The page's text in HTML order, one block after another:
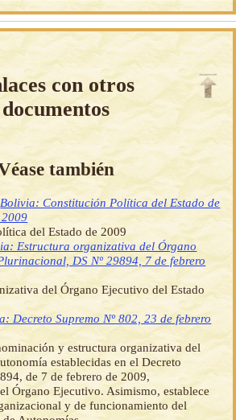
con otros
documentos
también
Bolivia: Constitución Política del Estado de
del Estado de 2009
Estructura organizativa del Órgano
DS Nº 29894, 7 de febrero
del Órgano Ejecutivo del Estado
Decreto Supremo Nº 802, 23 de febrero
y estructura organizativa del
establecidas en el Decreto
de 7 de febrero de 2009,
Órgano Ejecutivo. Asimismo, establece
y de funcionamiento del